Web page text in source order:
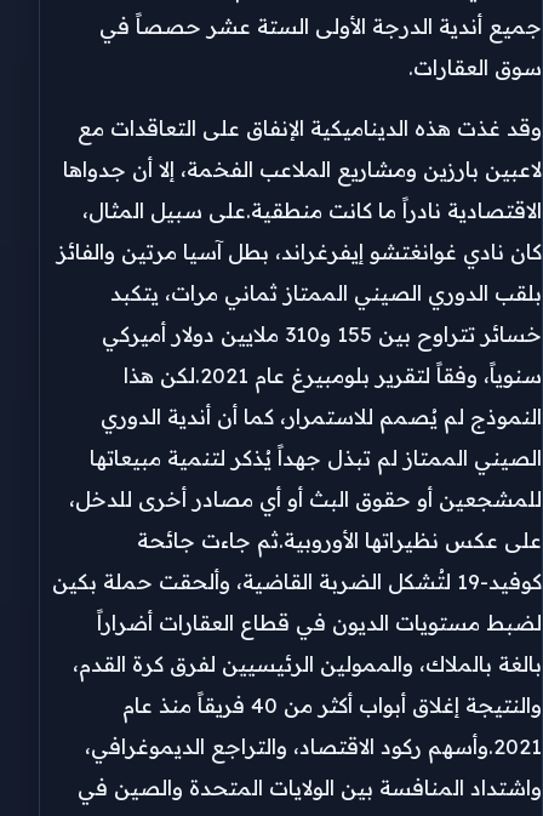
جميع أندية الدرجة الأولى الستة عشر حصصاً في
سوق العقارات.
وقد غذت هذه الديناميكية الإنفاق على التعاقدات مع
لاعبين بارزين ومشاريع الملاعب الفخمة، إلا أن جدواها
الاقتصادية نادراً ما كانت منطقية.على سبيل المثال،
كان نادي غوانغتشو إيفرغراند، بطل آسيا مرتين والفائز
بلقب الدوري الصيني الممتاز ثماني مرات، يتكبد
خسائر تتراوح بين 155 و310 ملايين دولار أميركي
سنوياً، وفقاً لتقرير بلومبيرغ عام 2021.لكن هذا
النموذج لم يُصمم للاستمرار، كما أن أندية الدوري
الصيني الممتاز لم تبذل جهداً يُذكر لتنمية مبيعاتها
للمشجعين أو حقوق البث أو أي مصادر أخرى للدخل،
على عكس نظيراتها الأوروبية.ثم جاءت جائحة
كوفيد-19 لتُشكل الضربة القاضية، وألحقت حملة بكين
لضبط مستويات الديون في قطاع العقارات أضراراً
بالغة بالملاك، والممولين الرئيسيين لفرق كرة القدم،
والنتيجة إغلاق أبواب أكثر من 40 فريقاً منذ عام
2021.وأسهم ركود الاقتصاد، والتراجع الديموغرافي،
واشتداد المنافسة بين الولايات المتحدة والصين في